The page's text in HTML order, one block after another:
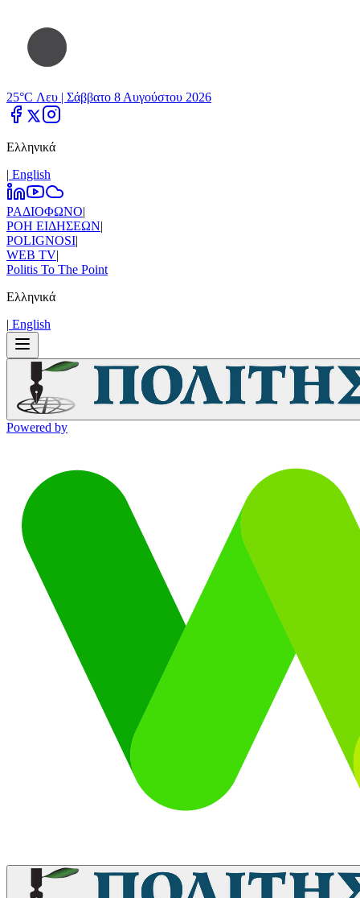
25°C Λευ | Σάββατο 8 Αυγούστου 2026
Ελληνικά
| Εnglish
ΡΑΔΙΟΦΩΝΟ|
ΡΟΗ ΕΙΔΗΣΕΩΝ|
POLIGNOSI|
WEB TV|
Politis To The Point
Ελληνικά
| Εnglish
Powered by